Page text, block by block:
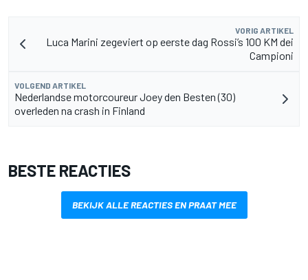
VORIG ARTIKEL
Luca Marini zegeviert op eerste dag Rossi’s 100 KM dei
Campioni
VOLGEND ARTIKEL
Nederlandse motorcoureur Joey den Besten (30)
overleden na crash in Finland
BESTE REACTIES
BEKIJK ALLE REACTIES EN PRAAT MEE